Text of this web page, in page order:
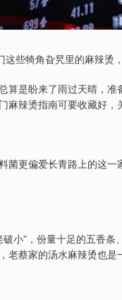
这些犄角旮旯里的麻辣烫
算是盼来了雨过天晴，
麻辣烫指南可要收藏好，
菌更偏爱长青路上的这
小”，份量十足的五香
老蔡家的汤水麻辣烫也是